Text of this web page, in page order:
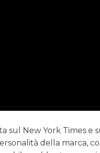
New York Times e
della marca,